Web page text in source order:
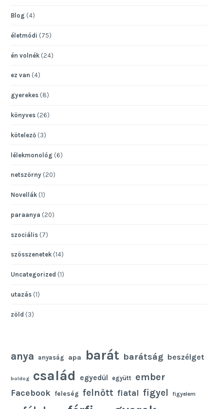
Blog (4)
életmódi (75)
én volnék (24)
ez van (4)
gyerekes (8)
könyves (26)
kötelező (3)
lélekmonológ (6)
netszörny (20)
Novellák (1)
paraanya (20)
szociális (7)
szösszenetek (14)
Uncategorized (1)
utazás (1)
zöld (3)
anya anyaság apa barát barátság beszélget
boldog család egyedül együtt ember
Facebook feleség felnőtt fiatal figyel figyelem